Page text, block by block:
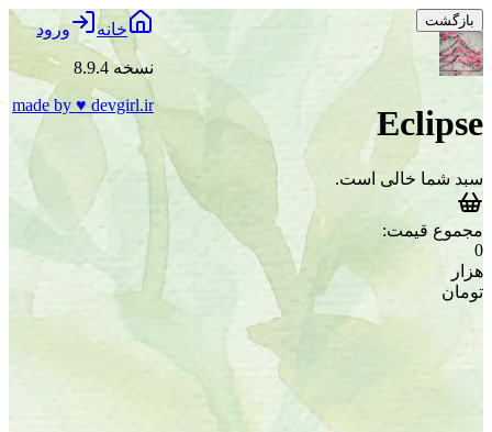
خانه ورود
نسخه 8.9.4
made by ♥ devgirl.ir
بازگشت
Eclipse
سبد شما خالی است.
مجموع قیمت:
0
هزار
تومان